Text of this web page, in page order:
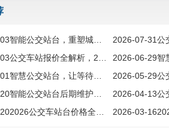
智能公交站台，重塑城市出行新生态 2026-07-31公交车
公交车站报价全解析，2025候车亭多少钱一座 2026-06-29智
智慧公交站台，让等待更有价值 2026-05-29公交
智能公交站台后期维护难题，让智慧出行不再昙花一现 2026-04-13公
2026公交车站台价格全解析，如何把钱花在刀刃上 2026-03-16